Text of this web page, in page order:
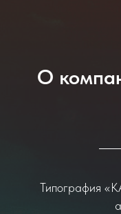
О
Типография